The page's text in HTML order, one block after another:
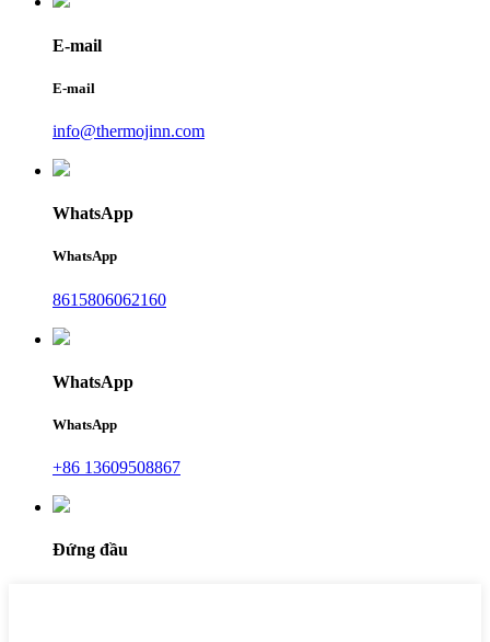
E-mail
E-mail
info@thermojinn.com
WhatsApp
WhatsApp
8615806062160
WhatsApp
WhatsApp
+86 13609508867
Đứng đầu